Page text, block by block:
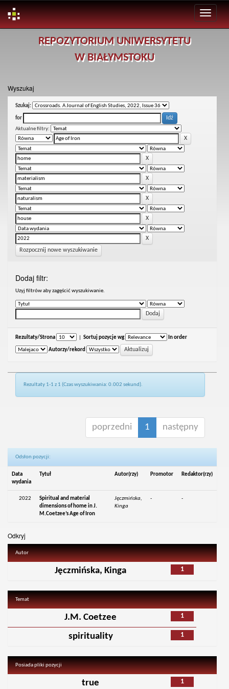
REPOZYTORIUM UNIWERSYTETU
W BIAŁYMSTOKU
Wyszukaj
Szukaj:
for
Aktualne filtry:
Rozpocznij nowe wyszukiwanie
Dodaj filtr:
Uzyj filtrów aby zagęścić wyszukiwanie.
Rezultaty/Strona Sortuj pozycje wg In order
Autorzy/rekord
Rezultaty 1-1 z 1 (Czas wyszukiwania: 0.002 sekund).
poprzedni 1 następny
Odsłon pozycji:
Data
wydania
Tytuł Autor(rzy) Promotor Redaktor(rzy)
2022
Spiritual and material
dimensions of home in J.
M.Coetzee’s Age of Iron
Jęczmińska,
Kinga
- -
Odkryj
Autor
1
Jęczmińska, Kinga
Temat
1
J.M. Coetzee
1
spirituality
Posiada pliki pozycji
1
true